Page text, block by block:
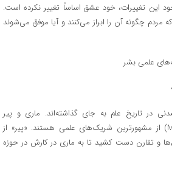
این تغییرات، خود عشق اساساً تغییر نکرده است.
مردم چگونه آن را ابراز می‌کنند و آیا موفق می‌شوند
علمی بشر
در تاریخ علم به جای گذاشته‌اند. ماری و پیر
کوری(Marie and Pierre Curie) از مشهورترین شریک‌های علمی هستند. «پیر» از
و تقارن دست کشید تا به ماری در کارش در حوزه